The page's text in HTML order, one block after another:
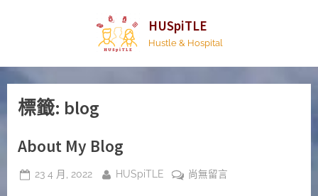
HUSpiTLE
Hustle & Hospital
標籤: blog
About My Blog
Posted
23 4 月, 2022 By
HUSpiTLE
在
尚無留言